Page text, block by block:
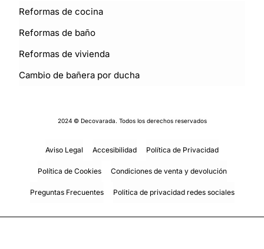
Reformas de cocina
Reformas de baño
Reformas de vivienda
Cambio de bañera por ducha
Aviso Legal Accesibilidad Política de Privacidad
Política de Cookies Condiciones de venta y devolución
Preguntas Frecuentes Politica de privacidad redes sociales
2024 © Decovarada. Todos los derechos reservados